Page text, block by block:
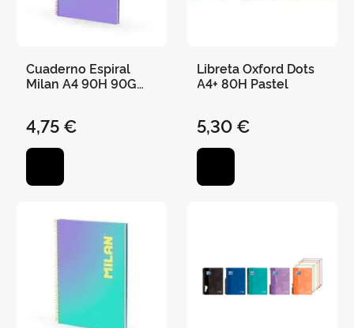
Cuaderno Espiral
Milan A4 90H 90G
4,75 €
Libreta Oxford Dots
A4+ 80H Pastel
5,30 €